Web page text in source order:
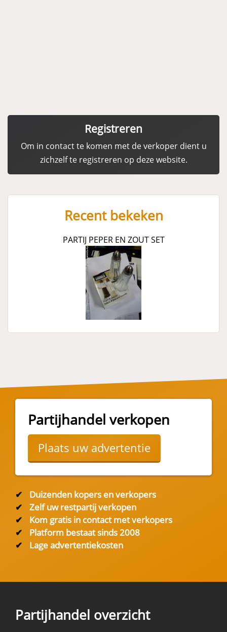
Registreren
Om in contact te komen met de verkoper dient u
zichzelf te registreren op deze website.
Recent bekeken
PARTIJ PEPER EN ZOUT SET
Partijhandel verkopen
Plaats uw advertentie
✔
Duizenden kopers en verkopers
✔
Zelf uw restpartij verkopen
✔
Kom gratis in contact met verkopers
✔
Platform bestaat sinds 2008
✔
Lage advertentiekosten
Partijhandel overzicht